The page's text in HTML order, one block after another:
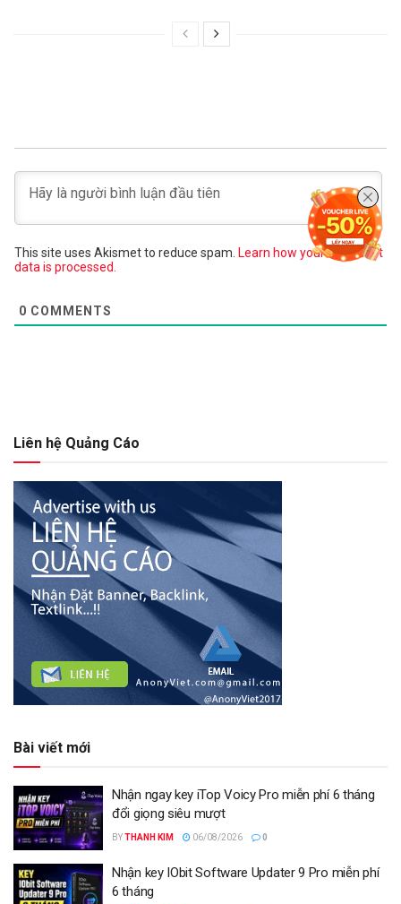
This site uses Akismet to reduce spam. Learn how your comment
data is processed.
0 COMMENTS
Liên hệ Quảng Cáo
Bài viết mới
Nhận ngay key iTop Voicy Pro miễn phí 6 tháng
đổi giọng siêu mượt
BYTHANH KIM 06/08/2026 0
Nhận key IObit Software Updater 9 Pro miễn phí
6 tháng